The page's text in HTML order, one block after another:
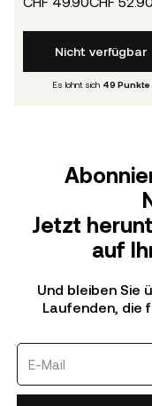
Nicht verfügbar
Es lohnt sich 49 Punkte
Jetzt
auf
Und bleiben Sie
Laufenden, die